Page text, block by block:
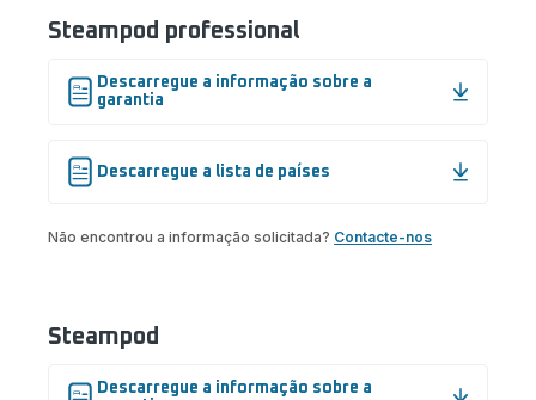
Steampod professional
Descarregue a informação sobre a
garantia
Descarregue a lista de países
Não encontrou a informação solicitada? Contacte-nos
Steampod
Descarregue a informação sobre a